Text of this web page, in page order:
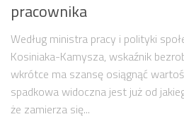
pracownika
Według ministra pracy i polityki
Kosiniaka-Kamysza, wskaźnik
wkrótce ma szansę osiągnąć
spadkowa widoczna jest już od
że zamierza się...